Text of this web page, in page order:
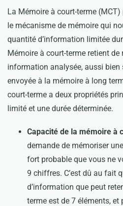
La Mémoire à court-terme
le mécanisme de mémoire qui
quantité d’information limitée
Mémoire à court-terme retient
information analysée, aussi bien
envoyée à la mémoire à long
court-terme a deux propriétés
limité et une durée déterminée.
Capacité de la mémoire à
demande de mémoriser
fort probable que vous ne
9 chiffres. C’est dû au fait
d’information que peut
terme est de 7 éléments,